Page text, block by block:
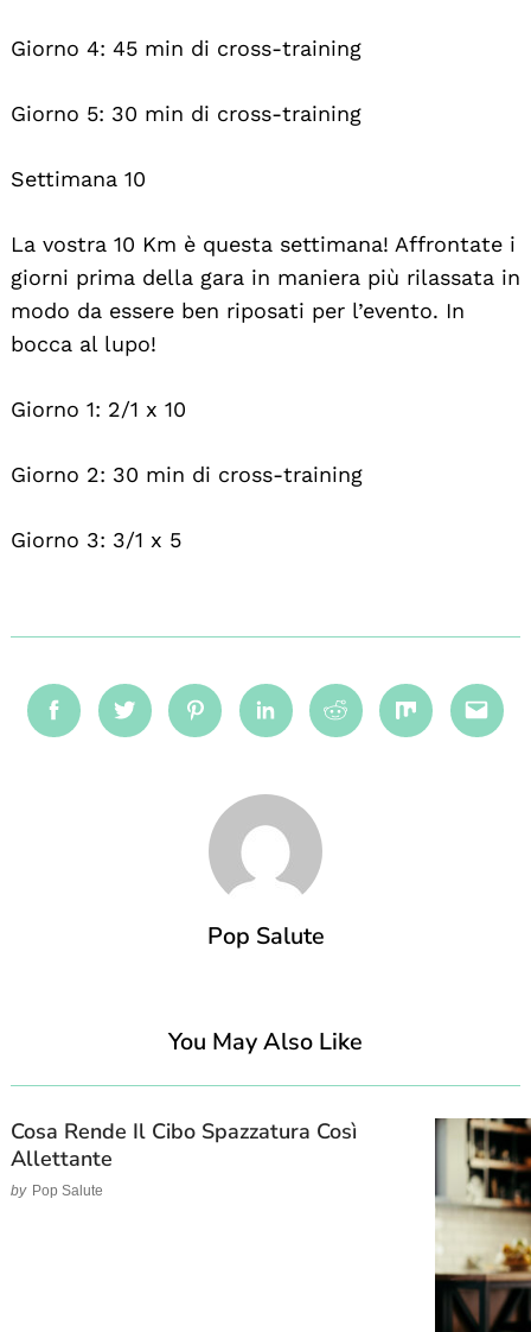
Giorno 4: 45 min di cross-training
Giorno 5: 30 min di cross-training
Settimana 10
La vostra 10 Km è questa settimana! Affrontate i
giorni prima della gara in maniera più rilassata in
modo da essere ben riposati per l’evento. In
bocca al lupo!
Giorno 1: 2/1 x 10
Giorno 2: 30 min di cross-training
Giorno 3: 3/1 x 5
FacebookTwitterPinterestLinkedinRedditMix
Pop Salute
You May Also Like
Cosa Rende Il Cibo Spazzatura Così
Allettante
by Pop Salute